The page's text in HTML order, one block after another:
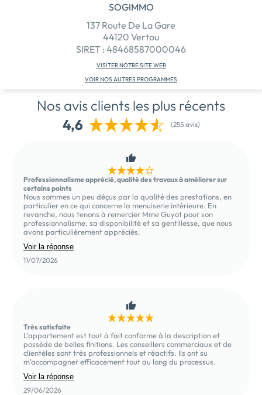
SOGIMMO
137 Route De La Gare
44120 Vertou
SIRET : 48468587000046
VISITER NOTRE SITE WEB
VOIR NOS AUTRES PROGRAMMES
Nos avis clients les plus récents
4,6
(255 avis)
Professionnalisme apprécié, qualité des travaux à améliorer sur
certains points
Nous sommes un peu déçus par la qualité des prestations, en
particulier en ce qui concerne la menuiserie intérieure. En
revanche, nous tenons à remercier Mme Guyot pour son
professionnalisme, sa disponibilité et sa gentillesse, que nous
avons particulièrement appréciés.
Voir la réponse
11/07/2026
Très satisfaite
L'appartement est tout à fait conforme à la description et
possède de belles finitions. Les conseillers commerciaux et de
clientèles sont très professionnels et réactifs. Ils ont su
m'accompagner efficacement tout au long du processus.
Voir la réponse
29/06/2026